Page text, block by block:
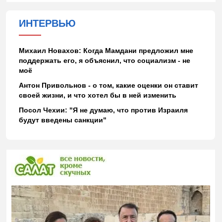
ИНТЕРВЬЮ
Михаил Новахов: Когда Мамдани предложил мне
поддержать его, я объяснил, что социализм - не
моё
Антон Привольнов - о том, какие оценки он ставит
своей жизни, и что хотел бы в ней изменить
Посол Чехии: "Я не думаю, что против Израиля
будут введены санкции"